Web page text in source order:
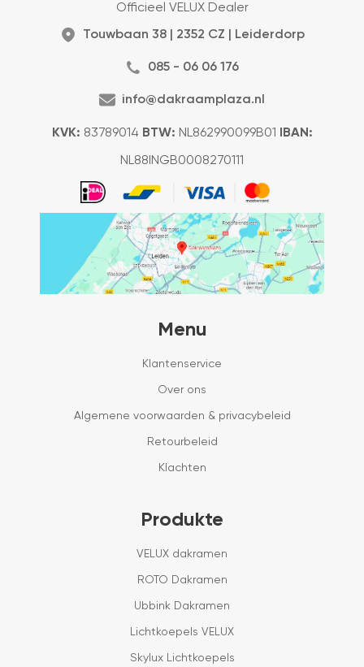
Officieel VELUX Dealer
Touwbaan 38 | 2352 CZ | Leiderdorp
085 - 06 06 176
info@dakraamplaza.nl
KVK: 83789014 BTW: NL862990099B01 IBAN:
NL88INGB0008270111
Menu
Klantenservice
Over ons
Algemene voorwaarden & privacybeleid
Retourbeleid
Klachten
Produkte
VELUX dakramen
ROTO Dakramen
Ubbink Dakramen
Lichtkoepels VELUX
Skylux Lichtkoepels